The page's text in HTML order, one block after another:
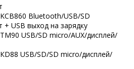
Bluetooth/USB/SD
+ USB выход на зарядку
USB/SD micro/AUX/дисплей/
USB/SD/SD micro/дисплей/